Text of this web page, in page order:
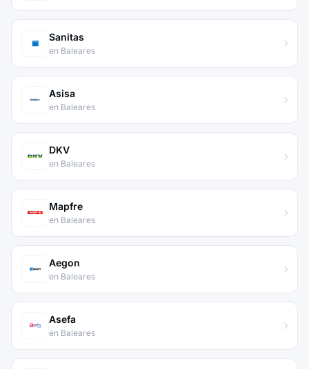
Sanitas
en Baleares
Asisa
en Baleares
DKV
en Baleares
Mapfre
en Baleares
Aegon
en Baleares
Asefa
en Baleares